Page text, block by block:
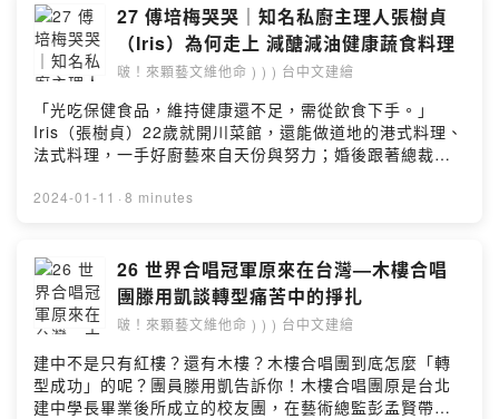
Taiwan），深耕古典樂市場，為年輕音樂家鋪就演出舞
台。此次將赴台中演出的團員除團長張皓翔、長駐首席小
提琴家簡祥峻，還有小提琴家張祐豪、大提琴家張逸中。
巴雀室內樂集不只以貝多芬弦樂四重奏為標竿，也嘗試採
用新穎的演奏方式呈現古典樂的多元樣貌，此次，《極
致．永恆》將挑戰貝多芬前衛的降B大調《大賦格》，加上
巴爾托克《第四號弦樂四重奏》、布拉姆斯《C小調第一號
弦樂四重奏》，從古典、浪漫樂派、國民樂派的不同音樂
向樂迷展現演奏家們的默契與共鳴。閱讀更多｜好的團隊
27 傅培梅哭哭｜知名私廚主理人張樹貞
（Iris）為何走上 減醣減油健康蔬食料理
啵！來顆藝文維他命 ) ) ) 台中文建繪
「光吃保健食品，維持健康還不足，需從飲食下手。」
Iris（張樹貞）22歲就開川菜館，還能做道地的港式料理、
法式料理，一手好廚藝來自天份與努力；婚後跟著總裁丈
生活。丈夫Frank 倒下後，她開設私廚餐廳維持家計，也
知名私廚Iris張樹貞分享健康之道留言告訴我你對這一集的
想法：
https://open.firstory.me/user/ckv2of5jg0nsi0818rn95
wm8d/comments業務合作：
ilove@home.com.twPowered by Firstory Hosting
2024-01-11 · 8 minutes
26 世界合唱冠軍原來在台灣—木樓合唱
團滕用凱談轉型痛苦中的掙扎
啵！來顆藝文維他命 ) ) ) 台中文建繪
建中不是只有紅樓？還有木樓？木樓合唱團到底怎麼「轉
型成功」的呢？團員滕用凱告訴你！木樓合唱團原是台北
建中學長畢業後所成立的校友團，在藝術總監彭孟賢帶領